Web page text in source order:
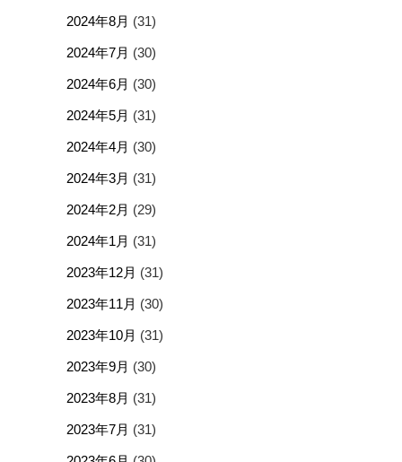
2024年8月 (31)
2024年7月 (30)
2024年6月 (30)
2024年5月 (31)
2024年4月 (30)
2024年3月 (31)
2024年2月 (29)
2024年1月 (31)
2023年12月 (31)
2023年11月 (30)
2023年10月 (31)
2023年9月 (30)
2023年8月 (31)
2023年7月 (31)